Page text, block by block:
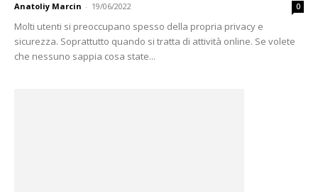
Anatoliy Marcin - 19/06/2022 0
Molti utenti si preoccupano spesso della propria privacy e
sicurezza. Soprattutto quando si tratta di attività online. Se volete
che nessuno sappia cosa state...